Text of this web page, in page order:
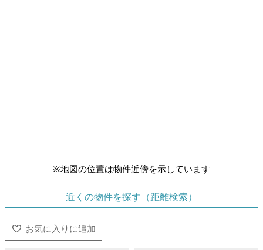
※地図の位置は物件近傍を示しています
近くの物件を探す（距離検索）